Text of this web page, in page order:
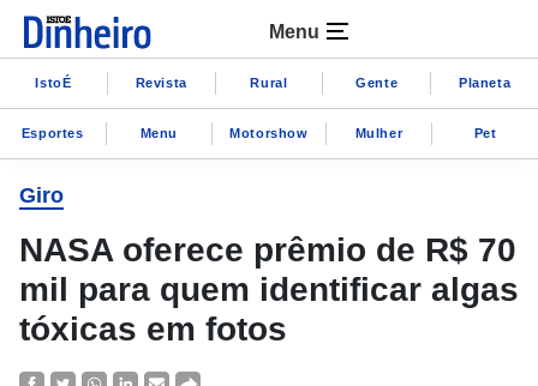
Menu
IstoÉ Revista Rural Gente Planeta
Esportes Menu Motorshow Mulher Pet
Giro
NASA oferece prêmio de R$ 70
mil para quem identificar algas
tóxicas em fotos